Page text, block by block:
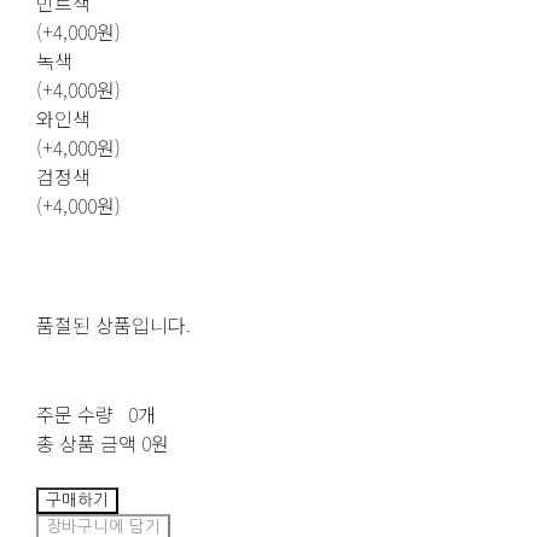
(+4,000원)
녹색
(+4,000원)
와인색
(+4,000원)
검정색
(+4,000원)
품절된 상품입니다.
주문 수량 0개
총 상품 금액 0원
구매하기
장바구니에 담기